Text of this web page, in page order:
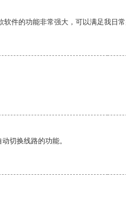
件的功能非常强大，可以满足我日
切换线路的功能。